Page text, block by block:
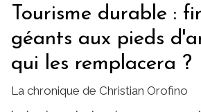
Tourisme durable :
géants aux pieds
qui les remplacera ?
La chronique de Christian Orofino